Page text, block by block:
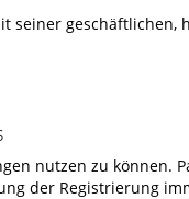
seiner
nutzen zu können.
der Registrierung